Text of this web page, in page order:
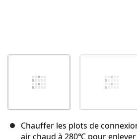
Chauffer les plots de
air chaud à 280℃ pour